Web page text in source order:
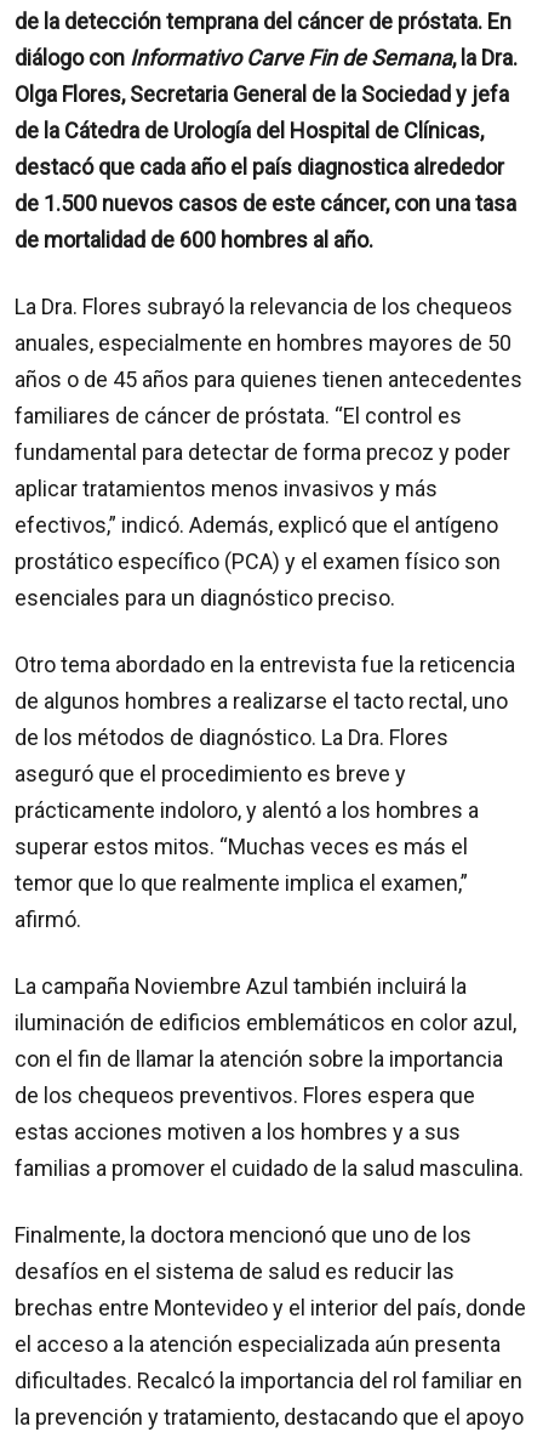
de la detección temprana del cáncer de próstata. En
diálogo con Informativo Carve Fin de Semana, la Dra.
Olga Flores, Secretaria General de la Sociedad y jefa
de la Cátedra de Urología del Hospital de Clínicas,
destacó que cada año el país diagnostica alrededor
de 1.500 nuevos casos de este cáncer, con una tasa
de mortalidad de 600 hombres al año.
La Dra. Flores subrayó la relevancia de los chequeos
anuales, especialmente en hombres mayores de 50
años o de 45 años para quienes tienen antecedentes
familiares de cáncer de próstata. “El control es
fundamental para detectar de forma precoz y poder
aplicar tratamientos menos invasivos y más
efectivos,” indicó. Además, explicó que el antígeno
prostático específico (PCA) y el examen físico son
esenciales para un diagnóstico preciso.
Otro tema abordado en la entrevista fue la reticencia
de algunos hombres a realizarse el tacto rectal, uno
de los métodos de diagnóstico. La Dra. Flores
aseguró que el procedimiento es breve y
prácticamente indoloro, y alentó a los hombres a
superar estos mitos. “Muchas veces es más el
temor que lo que realmente implica el examen,”
afirmó.
La campaña Noviembre Azul también incluirá la
iluminación de edificios emblemáticos en color azul,
con el fin de llamar la atención sobre la importancia
de los chequeos preventivos. Flores espera que
estas acciones motiven a los hombres y a sus
familias a promover el cuidado de la salud masculina.
Finalmente, la doctora mencionó que uno de los
desafíos en el sistema de salud es reducir las
brechas entre Montevideo y el interior del país, donde
el acceso a la atención especializada aún presenta
dificultades. Recalcó la importancia del rol familiar en
la prevención y tratamiento, destacando que el apoyo